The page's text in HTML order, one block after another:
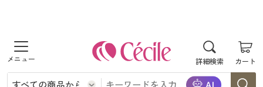
詳細検索 カート
商品を探す
レディース
レディース
レディース通販すべて
インナー・下着